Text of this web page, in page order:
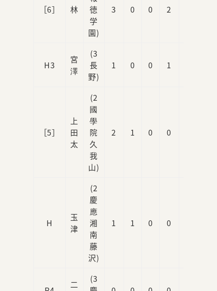
［6］ 林
徳
学
園)
3 0 0 2
H3
宮
澤
(3
長
野)
1 0 0 1
［5］
上
田
太
(2
國
學
院
久
我
山)
2 1 0 0
H
玉
津
(2
慶
應
湘
南
藤
沢)
1 1 0 0
二
(3